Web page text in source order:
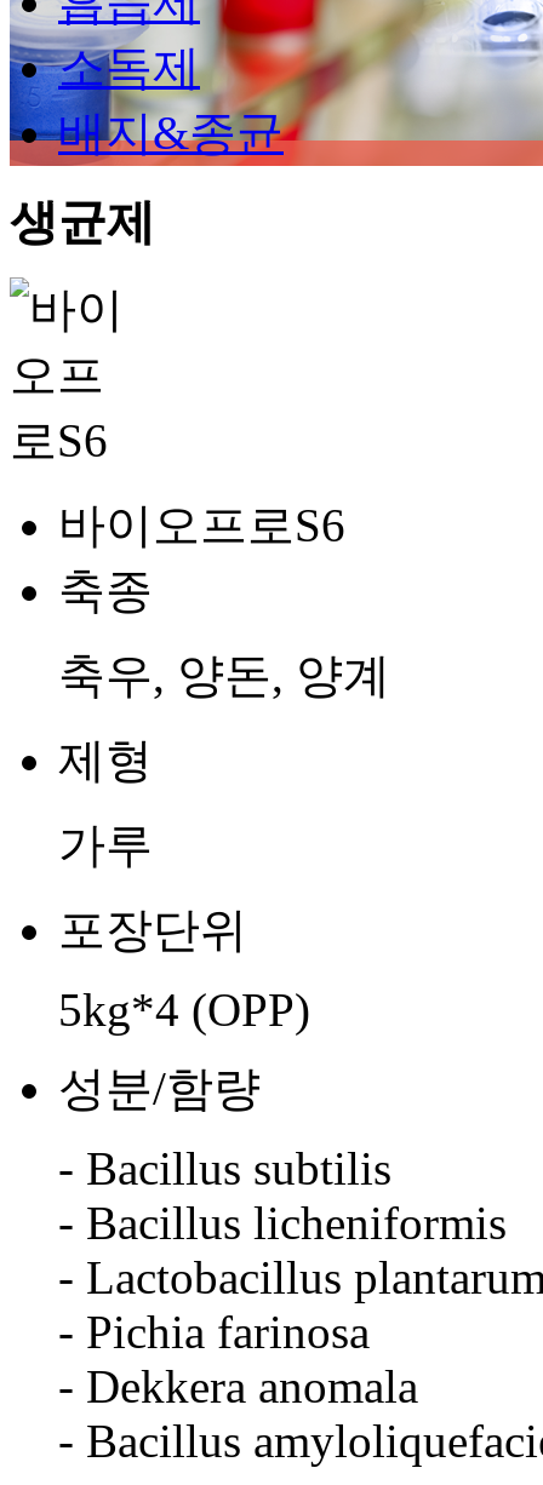
소독제
배지&종균
생균제
바이오프로S6
축종
축우, 양돈, 양계
제형
가루
포장단위
5kg*4 (OPP)
성분/함량
- Bacillus subtilis
- Bacillus licheniformis
- Lactobacillus
- Pichia farinosa
- Dekkera anomala
- Bacillus